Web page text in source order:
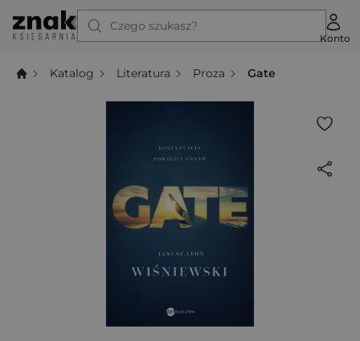
Czego szukasz?
Konto
Katalog Literatura Proza Gate